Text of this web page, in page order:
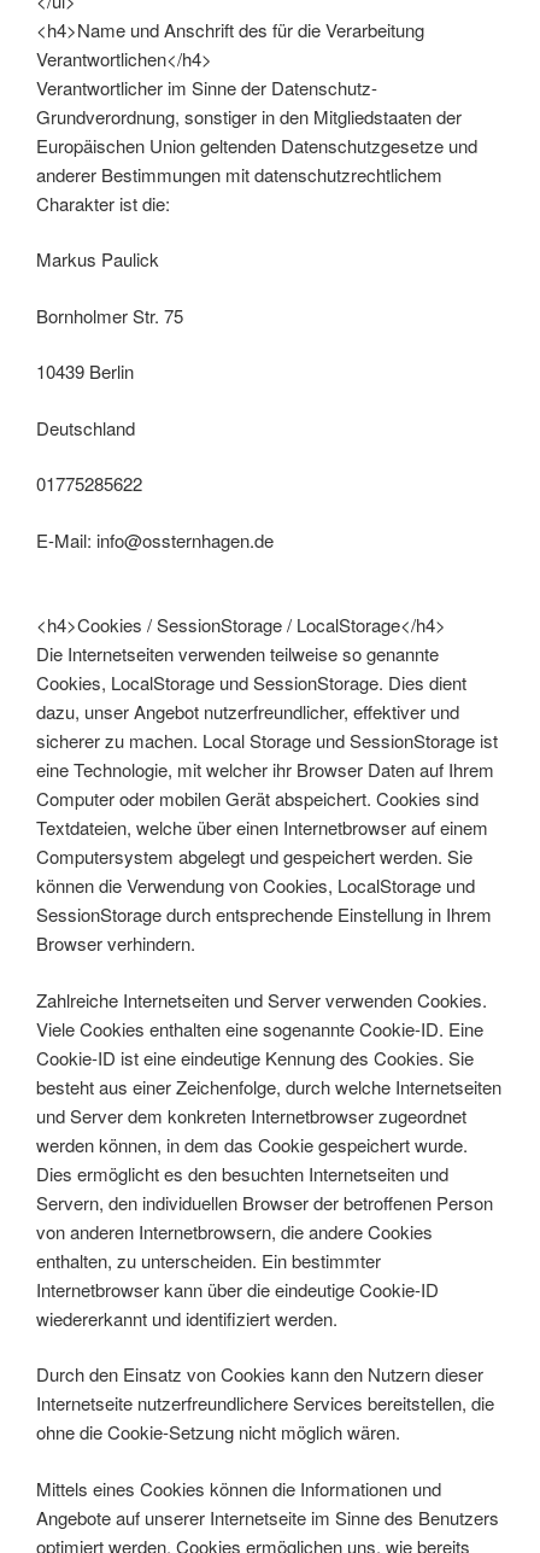
<h4>Name und Anschrift des für die Verarbeitung
Verantwortlichen</h4>
Verantwortlicher im Sinne der Datenschutz-
Grundverordnung, sonstiger in den Mitgliedstaaten der
Europäischen Union geltenden Datenschutzgesetze und
anderer Bestimmungen mit datenschutzrechtlichem
Charakter ist die:
Markus Paulick
Bornholmer Str. 75
10439 Berlin
Deutschland
01775285622
E-Mail: info@ossternhagen.de
<h4>Cookies / SessionStorage / LocalStorage</h4>
Die Internetseiten verwenden teilweise so genannte
Cookies, LocalStorage und SessionStorage. Dies dient
dazu, unser Angebot nutzerfreundlicher, effektiver und
sicherer zu machen. Local Storage und SessionStorage ist
eine Technologie, mit welcher ihr Browser Daten auf Ihrem
Computer oder mobilen Gerät abspeichert. Cookies sind
Textdateien, welche über einen Internetbrowser auf einem
Computersystem abgelegt und gespeichert werden. Sie
können die Verwendung von Cookies, LocalStorage und
SessionStorage durch entsprechende Einstellung in Ihrem
Browser verhindern.
Zahlreiche Internetseiten und Server verwenden Cookies.
Viele Cookies enthalten eine sogenannte Cookie-ID. Eine
Cookie-ID ist eine eindeutige Kennung des Cookies. Sie
besteht aus einer Zeichenfolge, durch welche Internetseiten
und Server dem konkreten Internetbrowser zugeordnet
werden können, in dem das Cookie gespeichert wurde.
Dies ermöglicht es den besuchten Internetseiten und
Servern, den individuellen Browser der betroffenen Person
von anderen Internetbrowsern, die andere Cookies
enthalten, zu unterscheiden. Ein bestimmter
Internetbrowser kann über die eindeutige Cookie-ID
wiedererkannt und identifiziert werden.
Durch den Einsatz von Cookies kann den Nutzern dieser
Internetseite nutzerfreundlichere Services bereitstellen, die
ohne die Cookie-Setzung nicht möglich wären.
Mittels eines Cookies können die Informationen und
Angebote auf unserer Internetseite im Sinne des Benutzers
optimiert werden. Cookies ermöglichen uns, wie bereits